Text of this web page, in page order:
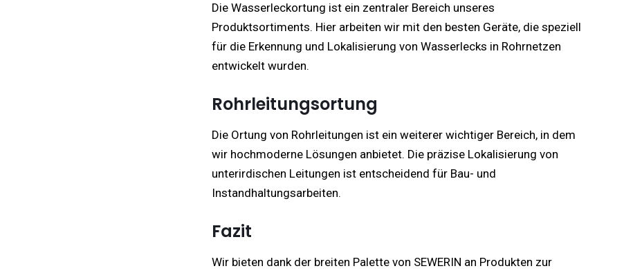
Die Wasserleckortung ist ein zentraler Bereich unseres
Produktsortiments. Hier arbeiten wir mit den besten Geräte, die speziell
für die Erkennung und Lokalisierung von Wasserlecks in Rohrnetzen
entwickelt wurden.
Rohrleitungsortung
Die Ortung von Rohrleitungen ist ein weiterer wichtiger Bereich, in dem
wir hochmoderne Lösungen anbietet. Die präzise Lokalisierung von
unterirdischen Leitungen ist entscheidend für Bau- und
Instandhaltungsarbeiten.
Fazit
Wir bieten dank der breiten Palette von SEWERIN an Produkten zur